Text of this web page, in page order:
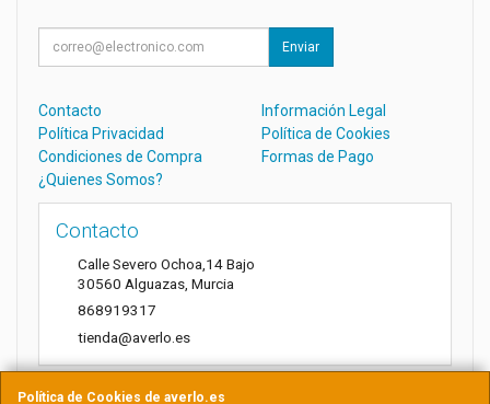
Política de Cookies de averlo.es
Enviar
Contacto
Información Legal
Política Privacidad
Política de Cookies
Condiciones de Compra
Formas de Pago
¿Quienes Somos?
Contacto
Calle Severo Ochoa,14 Bajo
30560 Alguazas Murcia
868919317
tienda@averlo.es